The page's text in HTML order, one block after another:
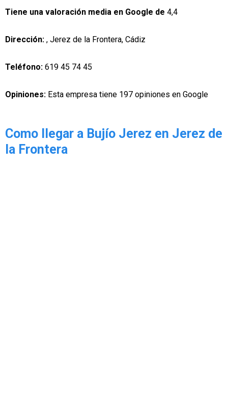
Tiene una valoración media en Google de 4,4
Dirección: , Jerez de la Frontera, Cádiz
Teléfono: 619 45 74 45
Opiniones: Esta empresa tiene 197 opiniones en Google
Como llegar a Bujío Jerez en Jerez de
la Frontera